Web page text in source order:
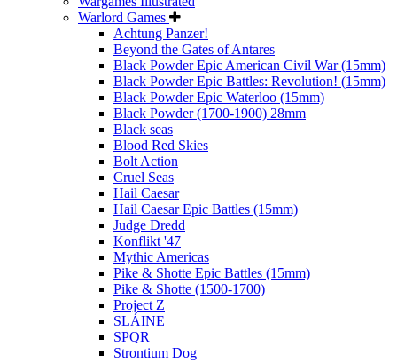
Warlord Games
Achtung Panzer!
Beyond the Gates of Antares
Black Powder Epic American Civil War (15mm)
Black Powder Epic Battles: Revolution! (15mm)
Black Powder Epic Waterloo (15mm)
Black Powder (1700-1900) 28mm
Black seas
Blood Red Skies
Bolt Action
Cruel Seas
Hail Caesar
Hail Caesar Epic Battles (15mm)
Judge Dredd
Konflikt '47
Mythic Americas
Pike & Shotte Epic Battles (15mm)
Pike & Shotte (1500-1700)
Project Z
SLÁINE
SPQR
Strontium Dog